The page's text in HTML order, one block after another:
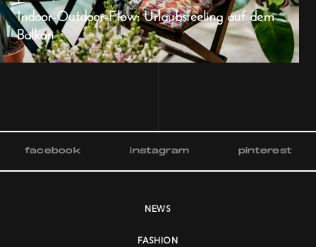
Indoor-Outdoor-Flow: Urlaubsfeeling auf dem
Balkon
facebook instagram pinterest
NEWS
FASHION